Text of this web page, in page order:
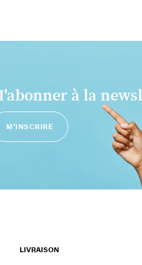
à la
M'INSCRIRE
LIVRAISON